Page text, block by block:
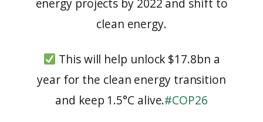
energy projects by 2022 and shift to
clean energy.
This will help unlock $17.8bn a
year for the clean energy transition
and keep 1.5°C alive.#COP26